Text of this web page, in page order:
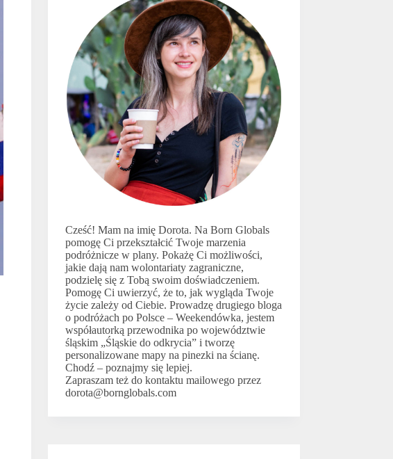
Cześć! Mam na imię Dorota. Na Born Globals
pomogę Ci przekształcić Twoje marzenia
podróżnicze w plany. Pokażę Ci możliwości,
jakie dają nam wolontariaty zagraniczne,
podzielę się z Tobą swoim doświadczeniem.
Pomogę Ci uwierzyć, że to, jak wygląda Twoje
życie zależy od Ciebie. Prowadzę drugiego bloga
o podróżach po Polsce – Weekendówka, jestem
współautorką przewodnika po województwie
śląskim „Śląskie do odkrycia”i tworzę
personalizowane mapy na pinezki na ścianę.
Chodź – poznajmy się lepiej.
Zapraszam też do kontaktu mailowego przez
dorota@bornglobals.com